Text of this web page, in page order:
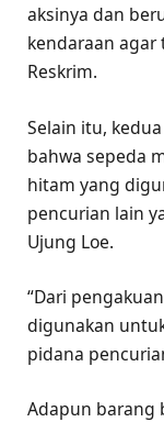
aksinya dan
kendaraan agar
Reskrim.
Selain itu,
bahwa sepeda
hitam yang
pencurian lain
Ujung Loe.
“Dari
digunakan
pidana
Adapun barang